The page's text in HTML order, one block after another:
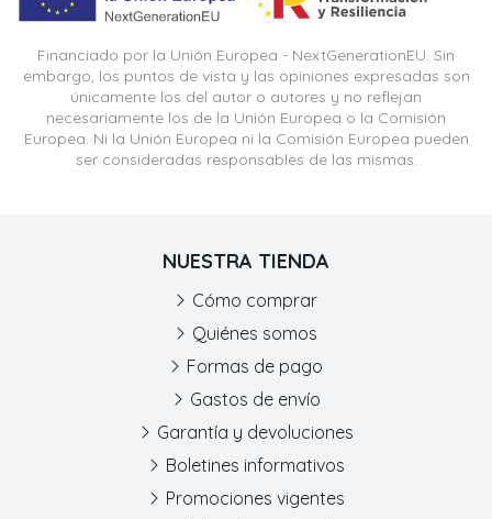
Financiado por la Unión Europea - NextGenerationEU. Sin
embargo, los puntos de vista y las opiniones expresadas son
únicamente los del autor o autores y no reflejan
necesariamente los de la Unión Europea o la Comisión
Europea. Ni la Unión Europea ni la Comisión Europea pueden
ser consideradas responsables de las mismas.
NUESTRA TIENDA
Cómo comprar
Quiénes somos
Formas de pago
Gastos de envío
Garantía y devoluciones
Boletines informativos
Promociones vigentes